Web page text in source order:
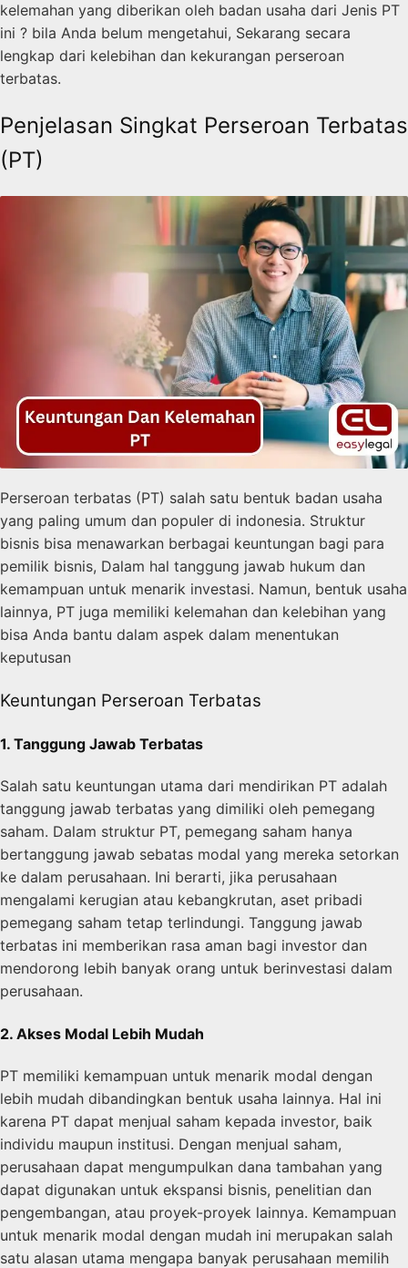
kelemahan yang diberikan oleh badan usaha dari Jenis PT
ini ? bila Anda belum mengetahui, Sekarang secara
lengkap dari kelebihan dan kekurangan perseroan
terbatas.
Penjelasan Singkat Perseroan Terbatas
(PT)
Perseroan terbatas (PT) salah satu bentuk badan usaha
yang paling umum dan populer di indonesia. Struktur
bisnis bisa menawarkan berbagai keuntungan bagi para
pemilik bisnis, Dalam hal tanggung jawab hukum dan
kemampuan untuk menarik investasi. Namun, bentuk usaha
lainnya, PT juga memiliki kelemahan dan kelebihan yang
bisa Anda bantu dalam aspek dalam menentukan
keputusan
Keuntungan Perseroan Terbatas
1. Tanggung Jawab Terbatas
Salah satu keuntungan utama dari mendirikan PT adalah
tanggung jawab terbatas yang dimiliki oleh pemegang
saham. Dalam struktur PT, pemegang saham hanya
bertanggung jawab sebatas modal yang mereka setorkan
ke dalam perusahaan. Ini berarti, jika perusahaan
mengalami kerugian atau kebangkrutan, aset pribadi
pemegang saham tetap terlindungi. Tanggung jawab
terbatas ini memberikan rasa aman bagi investor dan
mendorong lebih banyak orang untuk berinvestasi dalam
perusahaan.
2. Akses Modal Lebih Mudah
PT memiliki kemampuan untuk menarik modal dengan
lebih mudah dibandingkan bentuk usaha lainnya. Hal ini
karena PT dapat menjual saham kepada investor, baik
individu maupun institusi. Dengan menjual saham,
perusahaan dapat mengumpulkan dana tambahan yang
dapat digunakan untuk ekspansi bisnis, penelitian dan
pengembangan, atau proyek-proyek lainnya. Kemampuan
untuk menarik modal dengan mudah ini merupakan salah
satu alasan utama mengapa banyak perusahaan memilih